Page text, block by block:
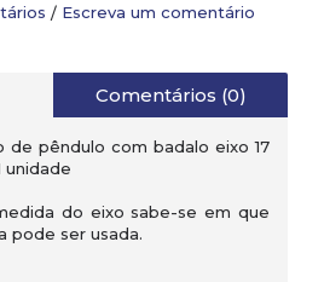
/ Escreva um comentário
Comentários (0)
de pêndulo com badalo eixo 17
unidade
do eixo sabe-se em que
pode ser usada.